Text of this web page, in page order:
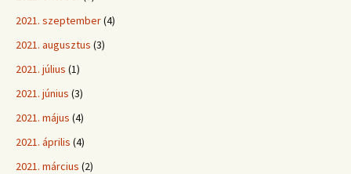
2021. szeptember(4)
2021. augusztus (3)
2021. július (1)
2021. június (3)
2021. május (4)
2021. április (4)
2021. március (2)